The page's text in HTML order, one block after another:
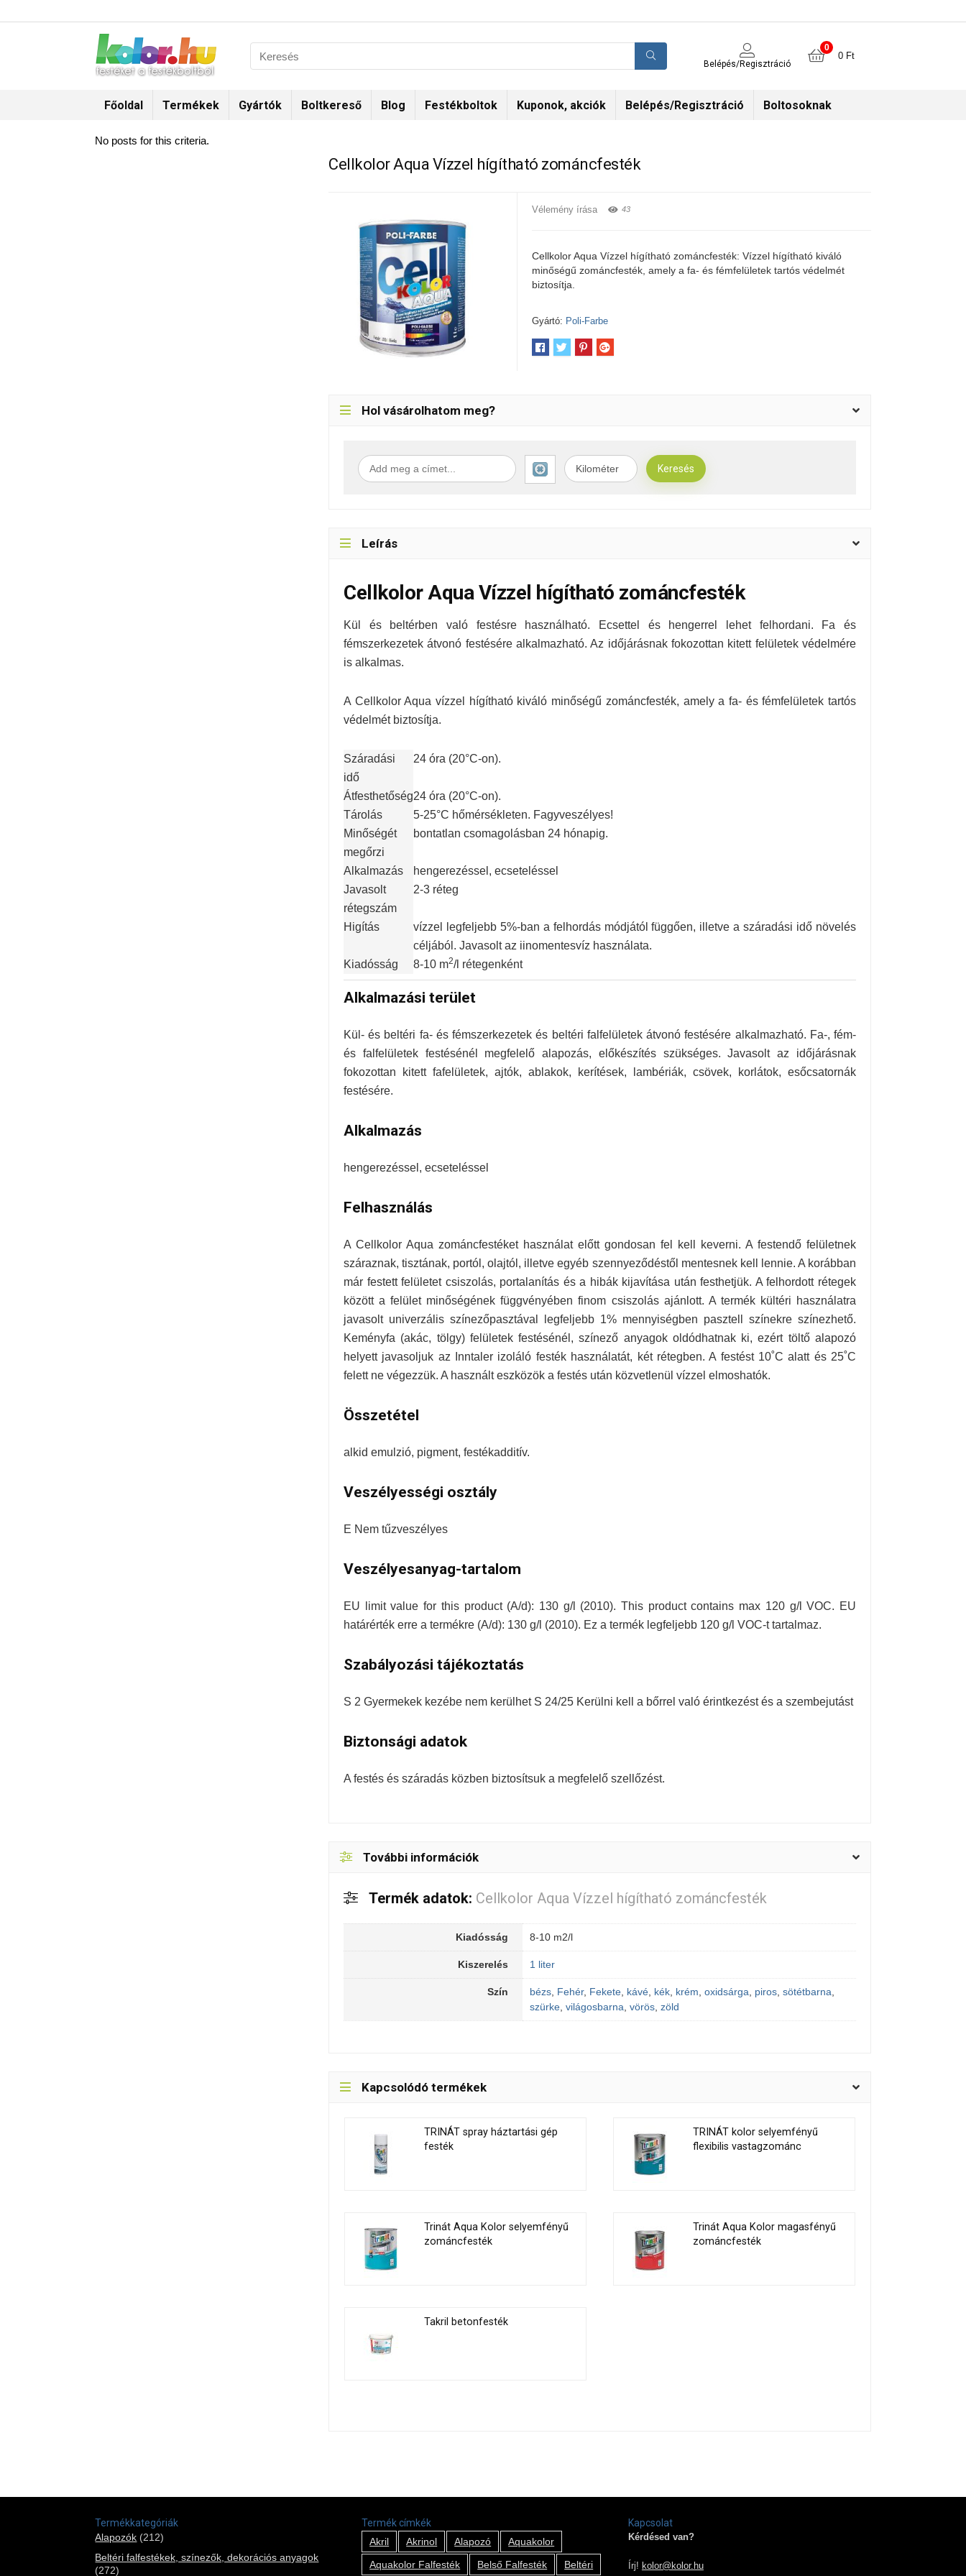
Belépés/Regisztráció
0
0 Ft
Főoldal Termékek Gyártók Boltkereső Blog Festékboltok Kuponok, akciók Belépés/Regisztráció Boltosoknak
Cellkolor Aqua Vízzel hígítható zománcfesték
Vélemény írása 43
Cellkolor Aqua Vízzel hígítható zománcfesték: Vízzel hígítható kiváló
minőségű zománcfesték, amely a fa- és fémfelületek tartós védelmét
biztosítja.
Gyártó: Poli-Farbe
Hol vásárolhatom meg?
Leírás
Cellkolor Aqua Vízzel hígítható zománcfesték
Kül és beltérben való festésre használható. Ecsettel és hengerrel lehet felhordani. Fa és
fémszerkezetek átvonó festésére alkalmazható. Az időjárásnak fokozottan kitett felületek védelmére
is alkalmas.
A Cellkolor Aqua vízzel hígítható kiváló minőségű zománcfesték, amely a fa- és fémfelületek tartós
védelmét biztosítja.
Száradási
idő
24 óra (20°C-on).
Átfesthetőség24 óra (20°C-on).
Tárolás
5-25°C hőmérsékleten. Fagyveszélyes!
Minőségét
megőrzi
bontatlan csomagolásban 24 hónapig.
Alkalmazás
hengerezéssel, ecseteléssel
Javasolt
rétegszám
2-3 réteg
Higítás
vízzel legfeljebb 5%-ban a felhordás módjától függően, illetve a száradási idő növelés
céljából. Javasolt az iinomentesvíz használata.
Kiadósság
8-10 m2/l rétegenként
Alkalmazási terület
Kül- és beltéri fa- és fémszerkezetek és beltéri falfelületek átvonó festésére alkalmazható. Fa-, fém-
és falfelületek festésénél megfelelő alapozás, előkészítés szükséges. Javasolt az időjárásnak
fokozottan kitett fafelületek, ajtók, ablakok, kerítések, lambériák, csövek, korlátok, esőcsatornák
festésére.
Alkalmazás
hengerezéssel, ecseteléssel
Felhasználás
A Cellkolor Aqua zománcfestéket használat előtt gondosan fel kell keverni. A festendő felületnek
száraznak, tisztának, portól, olajtól, illetve egyéb szennyeződéstől mentesnek kell lennie. A korábban
már festett felületet csiszolás, portalanítás és a hibák kijavítása után festhetjük. A felhordott rétegek
között a felület minőségének függvényében finom csiszolás ajánlott. A termék kültéri használatra
javasolt univerzális színezőpasztával legfeljebb 1% mennyiségben pasztell színekre színezhető.
Keményfa (akác, tölgy) felületek festésénél, színező anyagok oldódhatnak ki, ezért töltő alapozó
helyett javasoljuk az Inntaler izoláló festék használatát, két rétegben. A festést 10˚C alatt és 25˚C
felett ne végezzük. A használt eszközök a festés után közvetlenül vízzel elmoshatók.
Összetétel
alkid emulzió, pigment, festékadditív.
Veszélyességi osztály
E Nem tűzveszélyes
Veszélyesanyag-tartalom
EU limit value for this product (A/d): 130 g/l (2010). This product contains max 120 g/l VOC. EU
határérték erre a termékre (A/d): 130 g/l (2010). Ez a termék legfeljebb 120 g/l VOC-t tartalmaz.
Szabályozási tájékoztatás
S 2 Gyermekek kezébe nem kerülhet S 24/25 Kerülni kell a bőrrel való érintkezést és a szembejutást
Biztonsági adatok
A festés és száradás közben biztosítsuk a megfelelő szellőzést.
További információk
Termék adatok: Cellkolor Aqua Vízzel hígítható zománcfesték
Kiadósság 8-10 m2/l
Kiszerelés 1 liter
Szín bézs, Fehér, Fekete, kávé, kék, krém, oxidsárga, piros, sötétbarna,
szürke, világosbarna, vörös, zöld
Kapcsolódó termékek
TRINÁT spray háztartási gép
festék
TRINÁT kolor selyemfényű
flexibilis vastagzománc
Trinát Aqua Kolor selyemfényű
zománcfesték
Trinát Aqua Kolor magasfényű
zománcfesték
Takril betonfesték
No posts for this criteria.
Termékkategóriák
Alapozók (212)
Beltéri falfestékek, színezők, dekorációs anyagok
(272)
Termék címkék
Akril
Akrinol Alapozó
Aquakolor
Aquakolor Falfesték
Belső Falfesték Beltéri
Kapcsolat
Kérdésed van?
Írj! kolor@kolor.hu